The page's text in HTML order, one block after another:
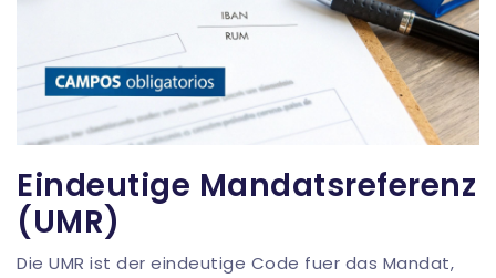
Eindeutige Mandatsreferenz
(UMR)
Die UMR ist der eindeutige Code fuer das Mandat,